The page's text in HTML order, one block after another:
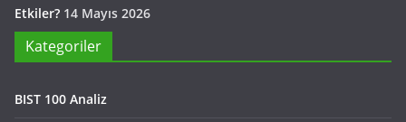
Etkiler? 14 Mayıs 2026
Kategoriler
BIST 100 Analiz